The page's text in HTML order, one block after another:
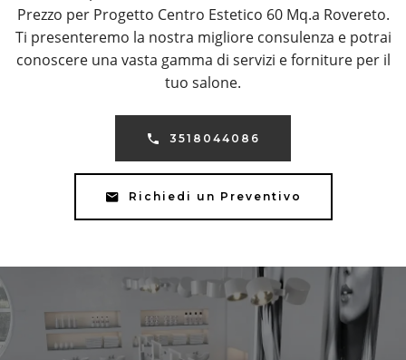
Prezzo per Progetto Centro Estetico 60 Mq.a Rovereto.
Ti presenteremo la nostra migliore consulenza e potrai
conoscere una vasta gamma di servizi e forniture per il
tuo salone.
3518044086
Richiedi un Preventivo